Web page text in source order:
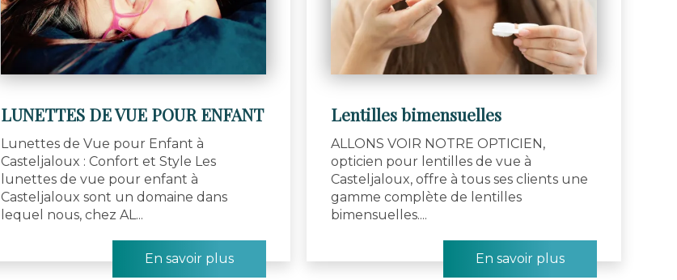
LUNETTES DE VUE POUR ENFANT
Lunettes de Vue pour Enfant à
Casteljaloux : Confort et Style Les
lunettes de vue pour enfant à
Casteljaloux sont un domaine dans
lequel nous, chez AL...
En savoir plus
Lentilles bimensuelles
ALLONS VOIR NOTRE OPTICIEN,
opticien pour lentilles de vue à
Casteljaloux, offre à tous ses clients une
gamme complète de lentilles
bimensuelles....
En savoir plus